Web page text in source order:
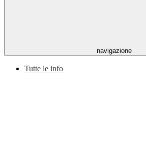
navigazione
Tutte le info